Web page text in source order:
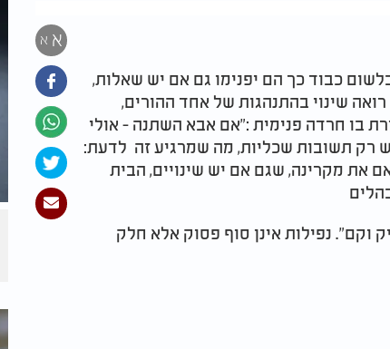
א א
כבוד כך הם יפנימו גם אם יש שאלות,
שינוי בהתנהגות של אחד ההורים,
בו חרדה פנימית ":אם אבא השתנה - אולי
רק תשובות שכליות, מה שמרגיע זה לדעת:
את מקרינה, שגם אם יש שינויים, הבית
וקם". נפילות אינן סוף פסוק אלא חלק